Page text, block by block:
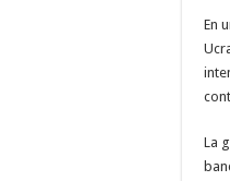
En
La